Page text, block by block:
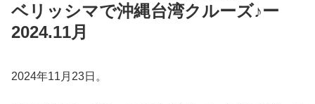
ベリッシマで沖縄台湾クルーズ♪ー
2024.11月
2024年11月23日。